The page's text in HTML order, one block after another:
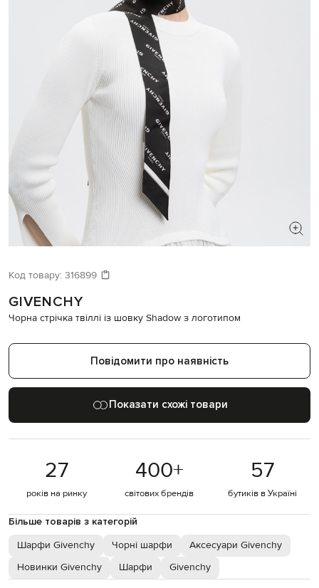
Давайте підберемо щось ще
Схожі товари
Код товару: 316899
GIVENCHY
Чорна стрічка твіллі із шовку Shadow з логотипом
Повідомити про наявність
Показати схожі товари
27
років на ринку
400+
світових брендів
57
бутиків в Україні
Більше товарів з категорій
Шарфи Givenchy Чорні шарфи
Аксесуари Givenchy
Новинки Givenchy
Шарфи Givenchy